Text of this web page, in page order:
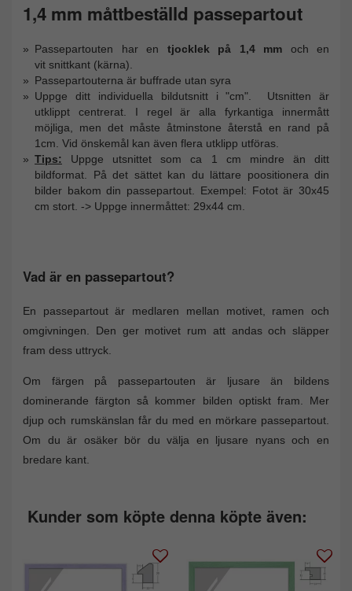
1,4 mm måttbeställd passepartout
Passepartouten har en tjocklek på 1,4 mm och en
vit snittkant (kärna).
Passepartouterna är buffrade utan syra
Uppge ditt individuella bildutsnitt i "cm". Utsnitten är
utklippt centrerat. I regel är alla fyrkantiga innermått
möjliga, men det måste åtminstone återstå en rand på
1cm. Vid önskemål kan även flera utklipp utföras.
Tips:
Uppge utsnittet som ca 1 cm mindre än ditt
bildformat. På det sättet kan du lättare poositionera din
bilder bakom din passepartout. Exempel: Fotot är 30x45
cm stort. -> Uppge innermåttet: 29x44 cm.
Vad är en passepartout?
En passepartout är medlaren mellan motivet, ramen och
omgivningen. Den ger motivet rum att andas och släpper
fram dess uttryck.
Om färgen på passepartouten är ljusare än bildens
dominerande färgton så kommer bilden optiskt fram. Mer
djup och rumskänslan får du med en mörkare passepartout.
Om du är osäker bör du välja en ljusare nyans och en
bredare kant.
Kunder som köpte denna köpte även: